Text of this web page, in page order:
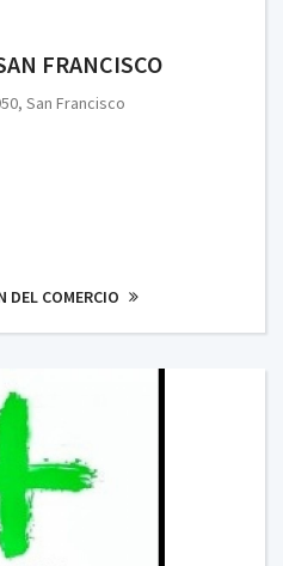
FRANCISCO
San Francisco
DEL COMERCIO